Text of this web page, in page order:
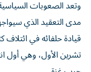
وتعد الصعوبات
مدى التعقيد الذي
تشرين الأول، ‌وهي أول